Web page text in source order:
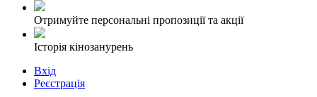
Отримуйте персональні пропозиції та акції
Історія кінозанурень
Вхід
Реєстрація